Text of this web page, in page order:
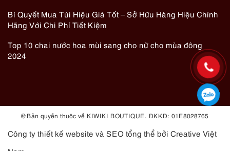
Bí Quyết Mua Túi Hiệu Giá Tốt – Sở Hữu Hàng Hiệu Chính
Hãng Với Chi Phí Tiết Kiệm
Top 10 chai nước hoa mùi sang cho nữ cho mùa đông
2024
@ Bản quyền thuộc về KIWIKI BOUTIQUE. ĐKKD: 01E8028765
Công ty thiết kế website và SEO tổng thể bởi Creative Việt